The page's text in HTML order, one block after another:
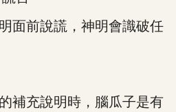
前說謊，神明會識破任
充說明時，腦瓜子是有